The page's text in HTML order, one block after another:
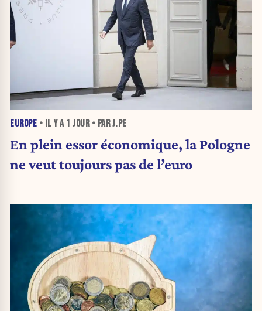
EUROPE • IL Y A 1 JOUR• PAR J.PE
En plein essor économique, la Pologne
ne veut toujours pas de l’euro